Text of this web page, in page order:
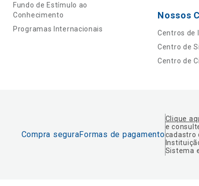
Fundo de Estímulo ao
Conhecimento
Programas Internacionais
Nossos
Centros de
Centro de
Centro de
Compra seguraFormas de pagamento
Clique
e
cadastro
Sistema